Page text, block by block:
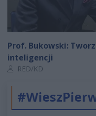
Prof. Bukowski:
inteligencji
Autor artykułu:
RED/KD